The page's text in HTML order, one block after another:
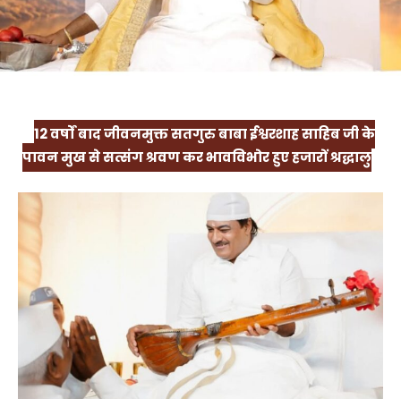
12 वर्षों बाद जीवनमुक्त सतगुरु बाबा ईश्वरशाह साहिब जी के
पावन मुख से सत्संग श्रवण कर भावविभोर हुए हजारों श्रद्धालु